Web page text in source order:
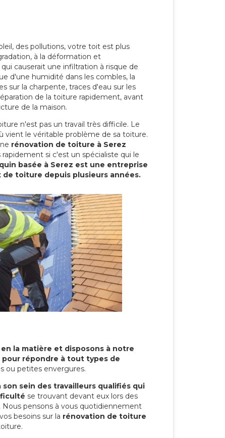
des pollutions, votre toit est plus
à la déformation et
causerait une infiltration à risque de
d'une humidité dans les combles, la
sur la charpente, traces d'eau sur les
de la toiture rapidement, avant
de la maison.
n'est pas un travail très difficile. Le
vient le véritable problème de sa toiture.
rénovation de toiture à Serez
si c'est un spécialiste qui le
basée à Serez est une entreprise
de toiture depuis plusieurs années.
la matière et disposons à notre
répondre à tout types de
ou petites envergures.
son sein des travailleurs qualifiés qui
se trouvant devant eux lors des
pensons à vous quotidiennement
besoins sur la rénovation de toiture